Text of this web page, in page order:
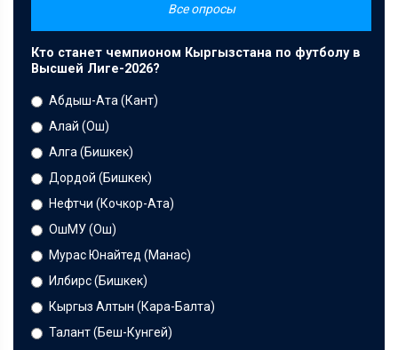
Все опросы
Кто станет чемпионом Кыргызстана по футболу в
Высшей Лиге-2026?
Абдыш-Ата (Кант)
Алай (Ош)
Алга (Бишкек)
Дордой (Бишкек)
Нефтчи (Кочкор-Ата)
ОшМУ (Ош)
Мурас Юнайтед (Манас)
Илбирс (Бишкек)
Кыргыз Алтын (Кара-Балта)
Талант (Беш-Кунгей)